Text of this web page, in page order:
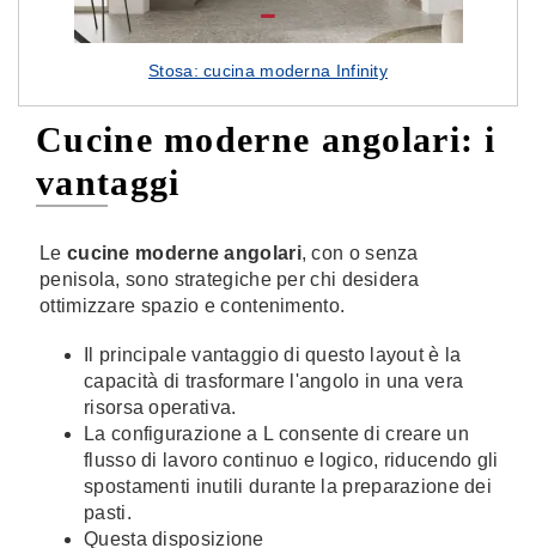
Stosa: cucina moderna Infinity
Cucine moderne angolari: i
vantaggi
Le cucine moderne angolari, con o senza
penisola, sono strategiche per chi desidera
ottimizzare spazio e contenimento.
Il principale vantaggio di questo layout è la
capacità di trasformare l'angolo in una vera
risorsa operativa.
La configurazione a L consente di creare un
flusso di lavoro continuo e logico, riducendo gli
spostamenti inutili durante la preparazione dei
pasti.
Questa disposizione